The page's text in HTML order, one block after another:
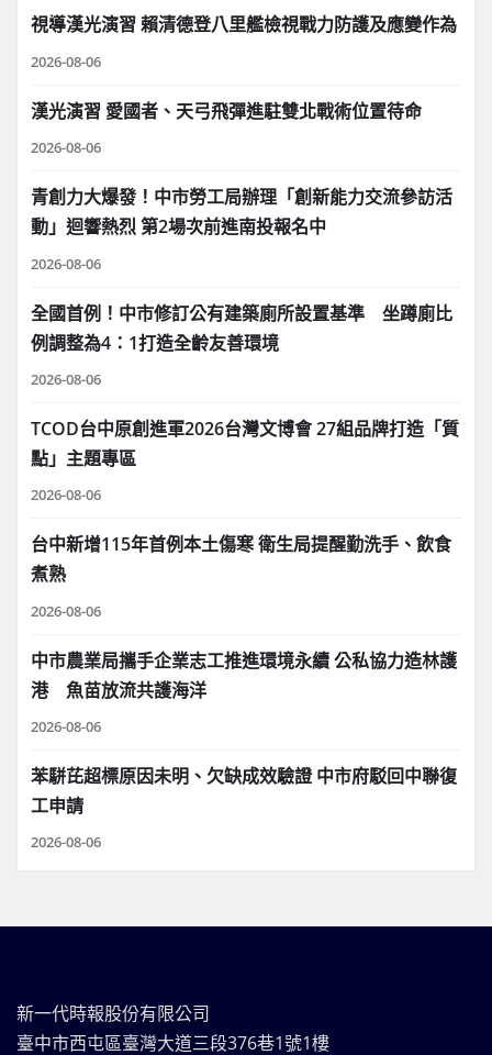
視導漢光演習 賴清德登八里艦檢視戰力防護及應變作為
2026-08-06
漢光演習 愛國者、天弓飛彈進駐雙北戰術位置待命
2026-08-06
青創力大爆發！中市勞工局辦理「創新能力交流參訪活
動」迴響熱烈 第2場次前進南投報名中
2026-08-06
全國首例！中市修訂公有建築廁所設置基準 坐蹲廁比
例調整為4：1打造全齡友善環境
2026-08-06
TCOD台中原創進軍2026台灣文博會 27組品牌打造「質
點」主題專區
2026-08-06
台中新增115年首例本土傷寒 衛生局提醒勤洗手、飲食
煮熟
2026-08-06
中市農業局攜手企業志工推進環境永續 公私協力造林護
港 魚苗放流共護海洋
2026-08-06
苯駢芘超標原因未明、欠缺成效驗證 中市府駁回中聯復
工申請
2026-08-06
新一代時報股份有限公司
臺中市西屯區臺灣大道三段376巷1號1樓